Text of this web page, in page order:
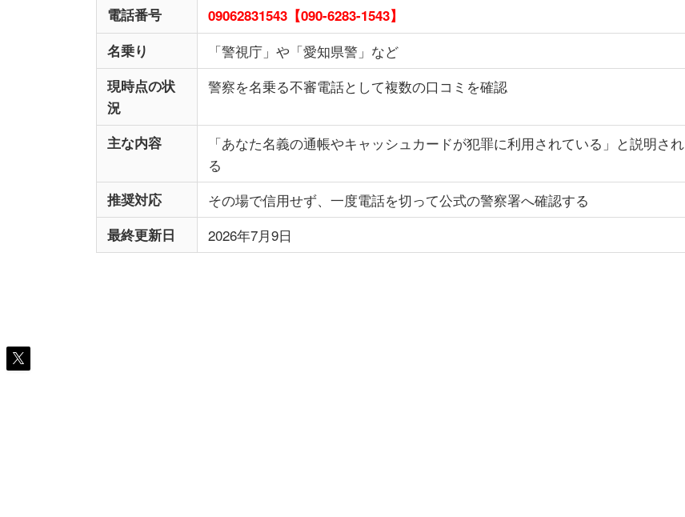
電話番号
09062831543【090-6283-1543】
名乗り
「警視庁」や「愛知県警」など
現時点の状
況
警察を名乗る不審電話として複数の口コミを確認
主な内容
「あなた名義の通帳やキャッシュカードが犯罪に利用されている」と説明され
る
推奨対応 その場で信用せず、一度電話を切って公式の警察署へ確認する
最終更新日 2026年7月9日